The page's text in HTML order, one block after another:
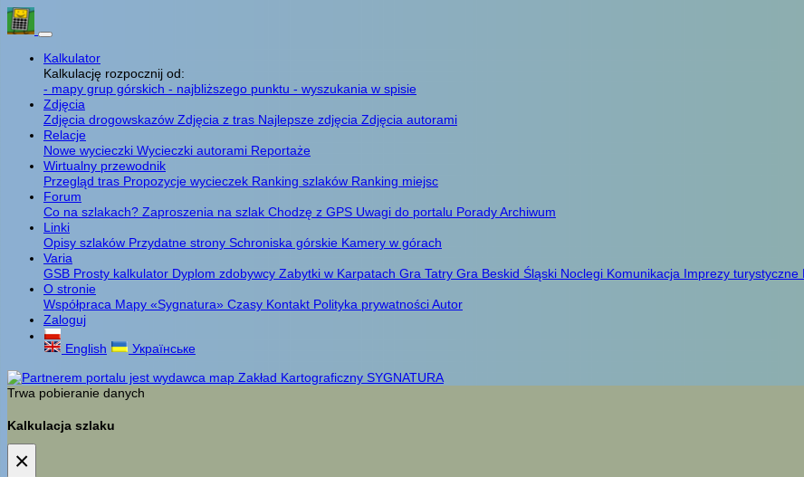
Kalkulator
Kalkulację rozpocznij od:
- mapy grup górskich - najbliższego punktu - wyszukania w spisie
Zdjęcia
Zdjęcia drogowskazów Zdjęcia z tras Najlepsze zdjęcia Zdjęcia autorami
Relacje
Nowe wycieczki Wycieczki autorami Reportaże
Wirtualny przewodnik
Przegląd tras Propozycje wycieczek Ranking szlaków Ranking miejsc
Forum
Co na szlakach? Zaproszenia na szlak Chodzę z GPS Uwagi do portalu PoradyArchiwum
Linki
Opisy szlaków Przydatne strony Schroniska górskie Kamery w górach
Varia
GSB Prosty kalkulator Dyplom zdobywcy Zabytki w Karpatach Gra Tatry Gra Beskid Śląski Noclegi Komunikacja Imprezy turystyczne
O stronie
Współpraca Mapy «Sygnatura» Czasy Kontakt Polityka prywatnościAutor
Zaloguj
English
Українське
Trwa pobieranie danych
Kalkulacja szlaku
×